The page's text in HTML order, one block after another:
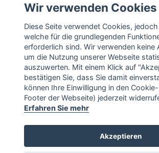
ÖFFNUNGSZEITEN
Montag bis Freitag: 09:00 Uhr bis 18:00
Samstag: 09:30 Uhr bis 16:00 Uhr
per Fon und eMail erreichbar
Auswahlzusammenstellung,
Lieferservice
Wir verwenden Cookies
Diese Seite verwendet Cookies,
welche für die grundlegenden
erforderlich sind. Wir verwenden keine
um die Nutzung unserer Webseite
auszuwerten. Mit einem Klick auf
bestätigen Sie, dass Sie damit
können Ihre Einwilligung in den
Footer der Webseite) jederzeit
Erfahren Sie mehr
Akzeptieren